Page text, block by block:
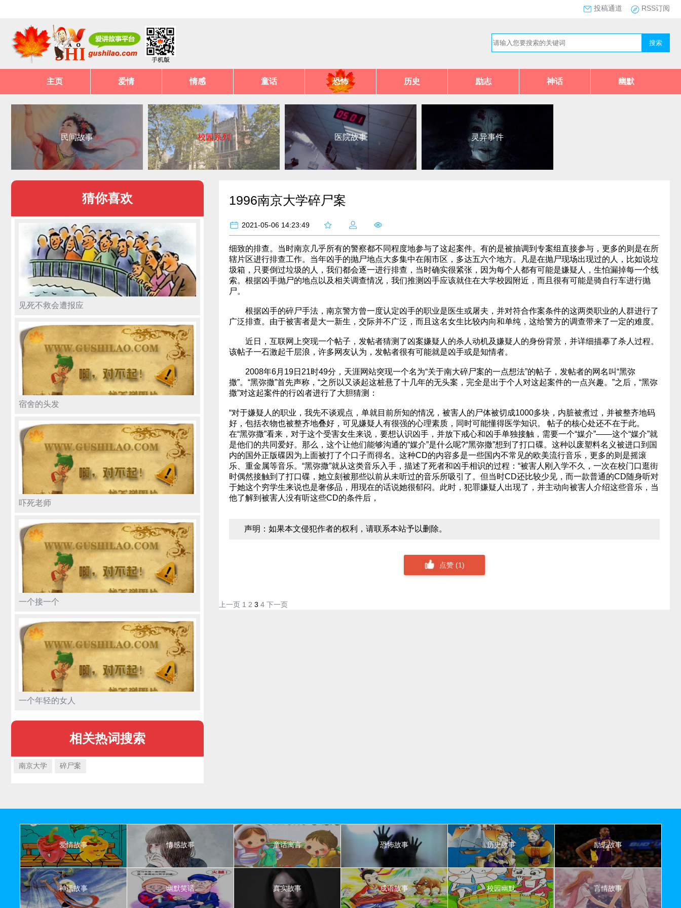
RSS订阅
投稿通道
搜索
主页 爱情 情感 童话 恐怖 历史 励志 神话 幽默
民间故事 校园系列 医院故事 灵异事件
猜你喜欢
见死不救会遭报应
宿舍的头发
吓死老师
一个接一个
一个年轻的女人
相关热词搜索
南京大学 碎尸案
1996南京大学碎尸案
2021-05-06 14:23:49
细致的排查。当时南京几乎所有的警察都不同程度地参与了这起案件。有的是被抽调到专案组直接参与，更多的则是在所
辖片区进行排查工作。当年凶手的抛尸地点大多集中在闹市区，多达五六个地方。凡是在抛尸现场出现过的人，比如说垃
圾箱，只要倒过垃圾的人，我们都会逐一进行排查，当时确实很紧张，因为每个人都有可能是嫌疑人，生怕漏掉每一个线
索。根据凶手抛尸的地点以及相关调查情况，我们推测凶手应该就住在大学校园附近，而且很有可能是骑自行车进行抛
尸。
根据凶手的碎尸手法，南京警方曾一度认定凶手的职业是医生或屠夫，并对符合作案条件的这两类职业的人群进行了
广泛排查。由于被害者是大一新生，交际并不广泛，而且这名女生比较内向和单纯，这给警方的调查带来了一定的难度。
近日，互联网上突现一个帖子，发帖者猜测了凶案嫌疑人的杀人动机及嫌疑人的身份背景，并详细描摹了杀人过程。
该帖子一石激起千层浪，许多网友认为，发帖者很有可能就是凶手或是知情者。
2008年6月19日21时49分，天涯网站突现一个名为“关于南大碎尸案的一点想法”的帖子，发帖者的网名叫“黑弥
撒”。“黑弥撒”首先声称，“之所以又谈起这桩悬了十几年的无头案，完全是出于个人对这起案件的一点兴趣。”之后，“黑弥
撒”对这起案件的行凶者进行了大胆猜测：
“对于嫌疑人的职业，我先不谈观点，单就目前所知的情况，被害人的尸体被切成1000多块，内脏被煮过，并被整齐地码
好，包括衣物也被整齐地叠好，可见嫌疑人有很强的心理素质，同时可能懂得医学知识。 帖子的核心处还不在于此。
在“黑弥撒”看来，对于这个受害女生来说，要想认识凶手，并放下戒心和凶手单独接触，需要一个“媒介”——这个“媒介”就
是他们的共同爱好。那么，这个让他们能够沟通的“媒介”是什么呢?“黑弥撒”想到了打口碟。这种以废塑料名义被进口到国
内的国外正版碟因为上面被打了个口子而得名。这种CD的内容多是一些国内不常见的欧美流行音乐，更多的则是摇滚
乐、重金属等音乐。“黑弥撒”就从这类音乐入手，描述了死者和凶手相识的过程：“被害人刚入学不久，一次在校门口逛街
时偶然接触到了打口碟，她立刻被那些以前从未听过的音乐所吸引了。但当时CD还比较少见，而一款普通的CD随身听对
于她这个穷学生来说也是奢侈品，用现在的话说她很郁闷。此时，犯罪嫌疑人出现了，并主动向被害人介绍这些音乐，当
他了解到被害人没有听这些CD的条件后，
声明：如果本文侵犯作者的权利，请联系本站予以删除。
点赞 (1)
上一页 1 2 3 4 下一页
爱情故事 情感故事 童话寓言 恐怖故事 历史故事 励志故事
神话故事 幽默笑话 真实故事 成语故事 校园幽默 言情故事